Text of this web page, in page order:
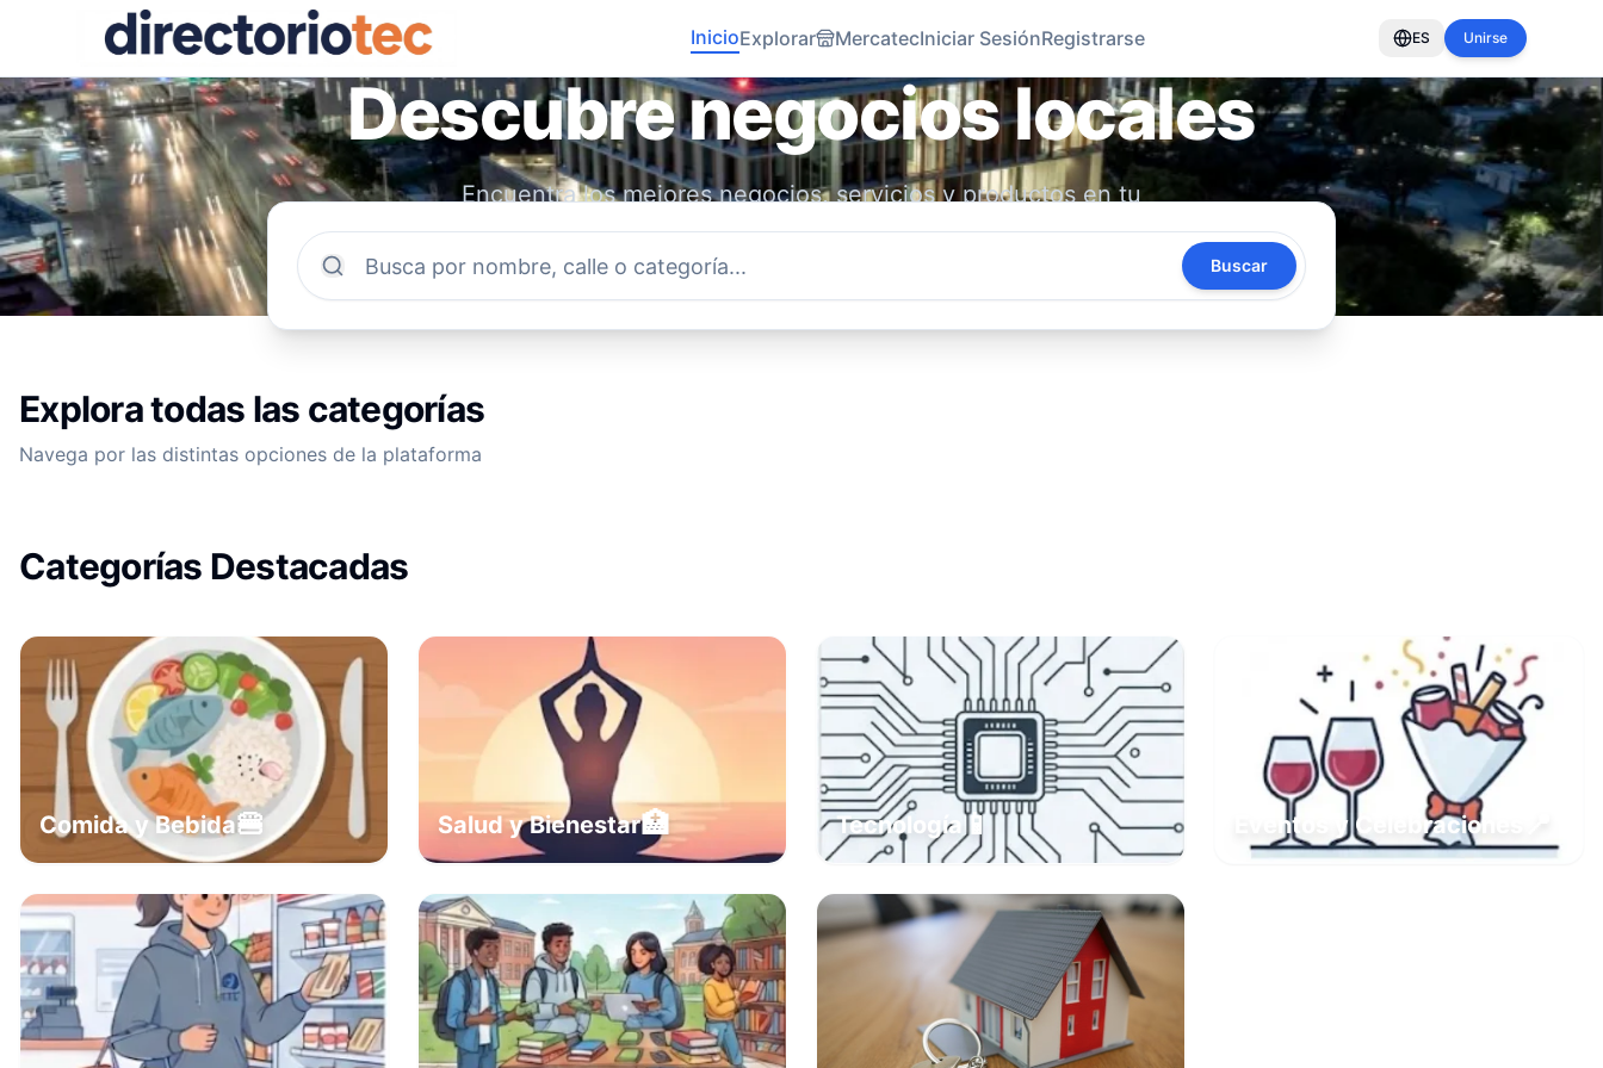
InicioExplorar MercatecIniciar SesiónRegistrarse ES Unirse
Descubre negocios locales
Encuentra los mejores negocios, servicios y productos en tu
comunidad. Conecta con emprendedores locales y apoya tu
Buscar
Explora todas las categorías
Navega por las distintas opciones de la plataforma
Categorías Destacadas
Comida y Bebida🍔 Salud y Bienestar🏥 Tecnología 📱 Eventos y Celebraciones